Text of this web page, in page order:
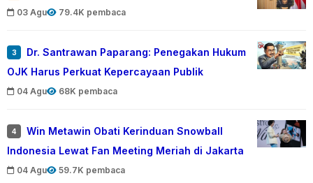
03 Agu 79.4K pembaca
3
Dr. Santrawan Paparang: Penegakan Hukum
OJK Harus Perkuat Kepercayaan Publik
04 Agu 68K pembaca
4
Win Metawin Obati Kerinduan Snowball
Indonesia Lewat Fan Meeting Meriah di Jakarta
04 Agu 59.7K pembaca